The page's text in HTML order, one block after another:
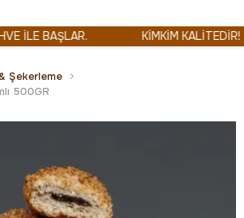
BAŞLAR. KİMKİM KALİTEDİR!
Şekerleme
500GR